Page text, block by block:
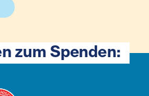
zum Spenden: